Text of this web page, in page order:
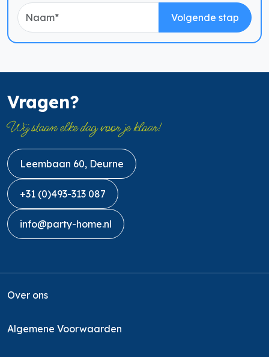
Volgende stap
Vragen?
Wij staan elke dag voor je klaar!
Leembaan 60, Deurne
+31 (0)493-313 087
info@party-home.nl
Over ons
Algemene Voorwaarden